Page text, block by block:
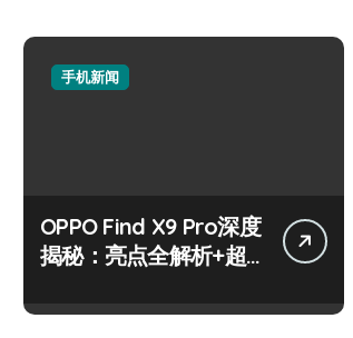
手机新闻
OPPO Find X9 Pro深度
揭秘：亮点全解析+超